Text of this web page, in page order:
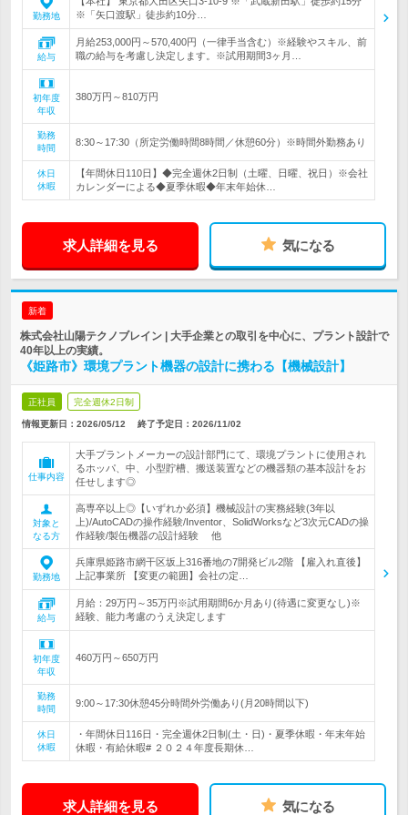
勤務地
※「矢口渡駅」徒歩約10分…
給与
月給253,000円～570,400円（一律手当含む）※経験やスキル、前
職の給与を考慮し決定します。※試用期間3ヶ月…
初年度
年収
380万円～810万円
勤務
時間
8:30～17:30（所定労働時間8時間／休憩60分）※時間外勤務あり
休日
休暇
【年間休日110日】◆完全週休2日制（土曜、日曜、祝日）※会社
カレンダーによる◆夏季休暇◆年末年始休…
求人詳細を見る 気になる
新着
株式会社山陽テクノブレイン | 大手企業との取引を中心に、プラント設計で
40年以上の実績。
《姫路市》環境プラント機器の設計に携わる【機械設計】
正社員 完全週休2日制
情報更新日：2026/05/12 終了予定日： 2026/11/02
仕事内容
大手プラントメーカーの設計部門にて、環境プラントに使用され
るホッパ、中、小型貯槽、搬送装置などの機器類の基本設計をお
任せします◎
対象と
なる方
高専卒以上◎【いずれか必須】機械設計の実務経験(3年以
上)/AutoCADの操作経験/Inventor、SolidWorksなど3次元CADの操
作経験/製缶機器の設計経験 他
勤務地
兵庫県姫路市網干区坂上316番地の7開発ビル2階 【雇入れ直後】
上記事業所 【変更の範囲】会社の定…
給与
月給：29万円～35万円※試用期間6か月あり(待遇に変更なし)※
経験、能力考慮のうえ決定します
初年度
年収
460万円～650万円
勤務
時間
9:00～17:30休憩45分時間外労働あり(月20時間以下)
休日
休暇
・年間休日116日・完全週休2日制(土・日)・夏季休暇・年末年始
休暇・有給休暇# ２０２４年度長期休…
求人詳細を見る 気になる